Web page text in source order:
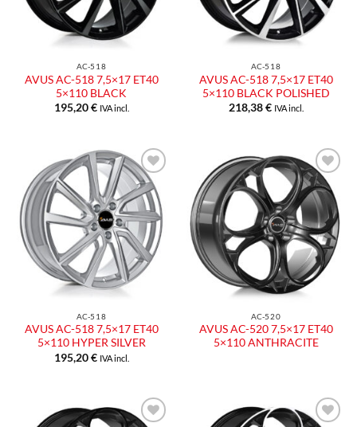
AC-518
AVUS AC-518 7,5×17 ET40
5×110 BLACK
195,20€ IVA incl.
AC-518
AVUS AC-518 7,5×17 ET40
5×110 BLACK POLISHED
218,38€ IVA incl.
Aggiungi
alla lista
dei
desideri
AC-518
AVUS AC-518 7,5×17 ET40
5×110 HYPER SILVER
195,20€ IVA incl.
Aggiungi
alla lista
dei
desideri
AC-520
AVUS AC-520 7,5×17 ET40
5×110 ANTHRACITE